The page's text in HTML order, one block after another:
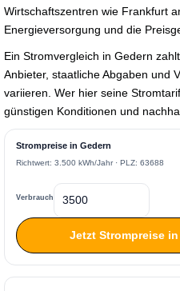
Wirtschaftszentren wie Frankfurt
Energieversorgung und die
Ein Stromvergleich in Gedern
Anbieter, staatliche Abgaben und
variieren. Wer hier seine
günstigen Konditionen und
Strompreise in Gedern
Richtwert: 3.500 kWh/Jahr · PLZ: 63688
Verbrauch
Jetzt Strompreise